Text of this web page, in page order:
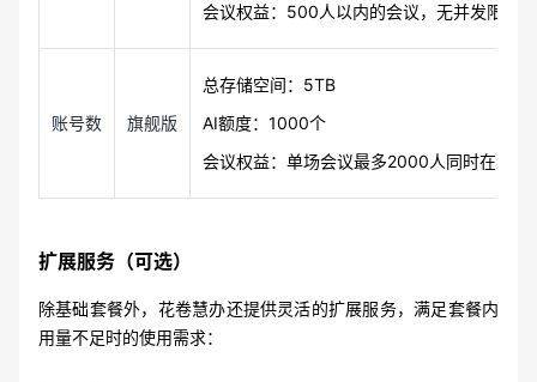
会议权益：500人以内的会议，无并发限制
账号数 旗舰版
总存储空间：5TB
AI额度：1000个
会议权益：单场会议最多2000人同时在线，
扩展服务（可选）
除基础套餐外，花卷慧办还提供灵活的扩展服务，满足套餐内
用量不足时的使用需求：